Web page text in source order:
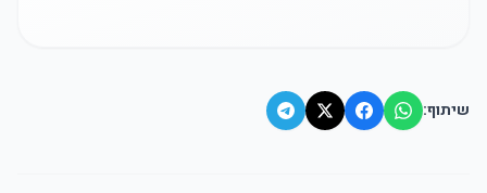
שיתוף: